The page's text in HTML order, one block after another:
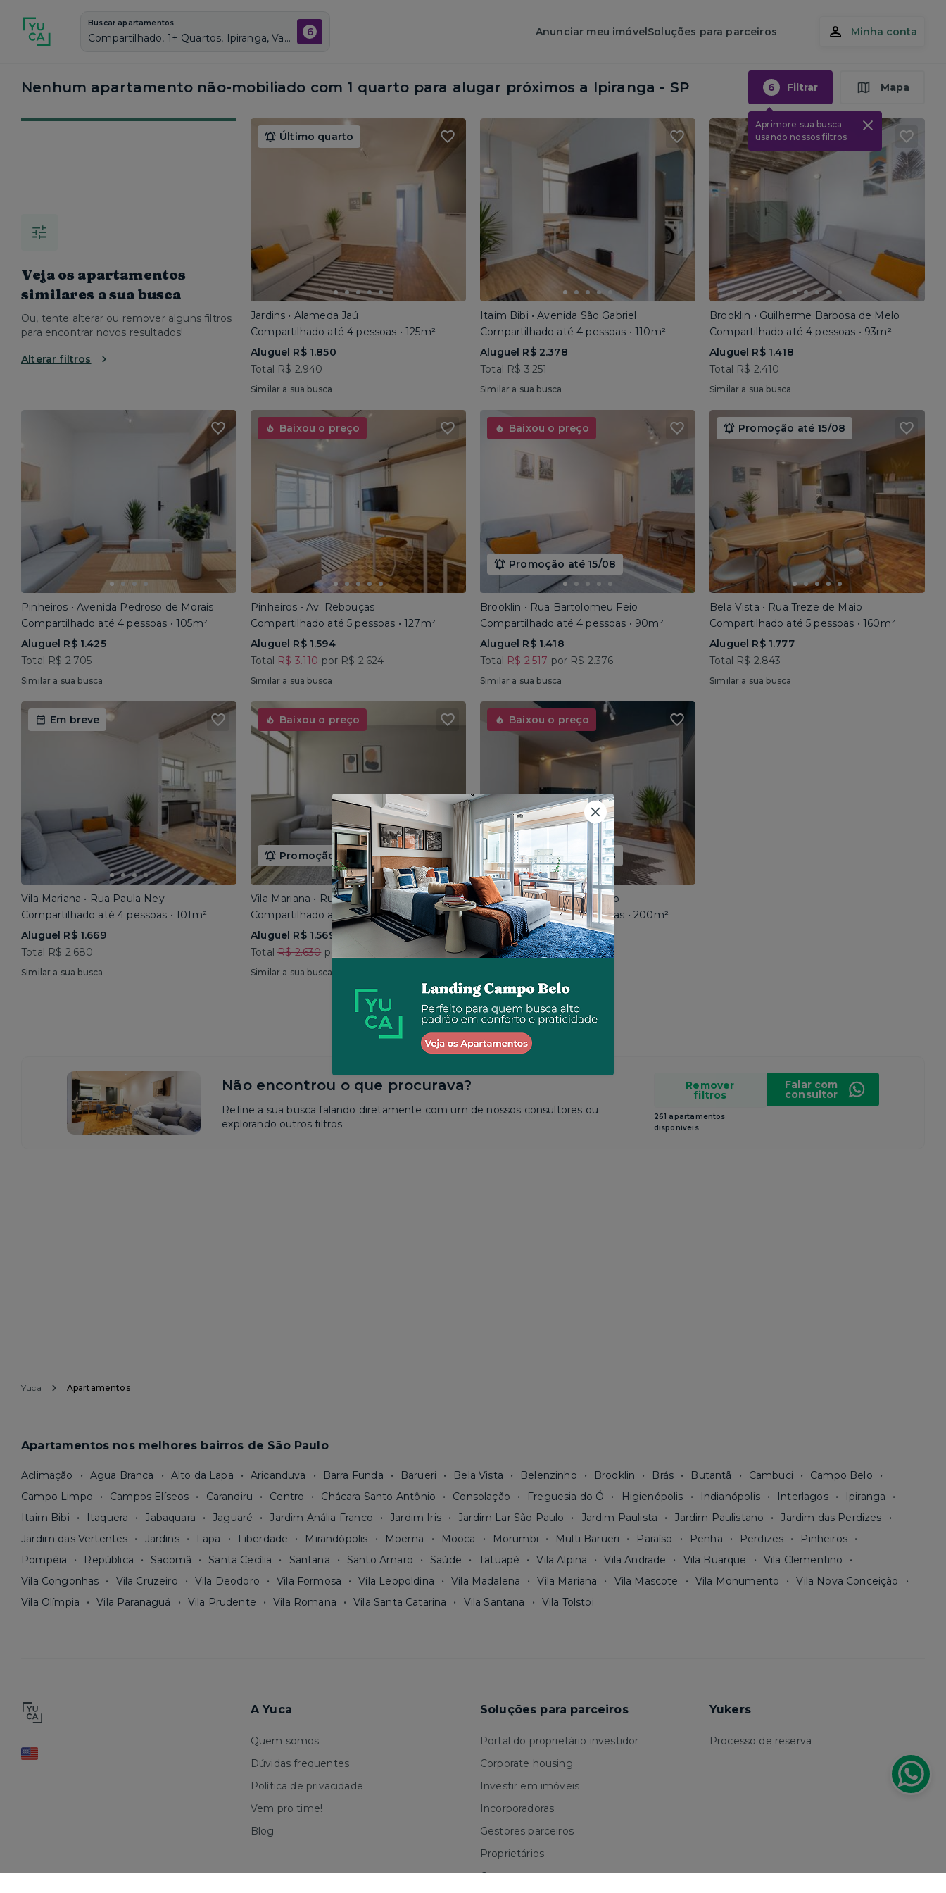
Buscar apartamentos
Compartilhado, 1+ Quartos, Ipiranga, Vagas de garagem: Sim, Não mobiliado, Piscina 6 Anunciar meu imóvelSoluções para parceiros Minha conta
Nenhum apartamento não-mobiliado com 1 quarto para alugar próximos a Ipiranga - SP 6 Filtrar
Aprimore sua busca
usando nossos filtros
Mapa
Veja os apartamentos
similares a sua busca
Ou, tente alterar ou remover alguns filtros
para encontrar novos resultados!
Alterar filtros
Último quarto
Jardins • Alameda Jaú
Compartilhado até 4 pessoas • 125m²
Aluguel R$ 1.850
Total R$ 2.940
Similar a sua busca
Itaim Bibi • Avenida São Gabriel
Compartilhado até 4 pessoas • 110m²
Aluguel R$ 2.378
Total R$ 3.251
Similar a sua busca
Brooklin • Guilherme Barbosa de Melo
Compartilhado até 4 pessoas • 93m²
Aluguel R$ 1.418
Total R$ 2.410
Similar a sua busca
Pinheiros • Avenida Pedroso de Morais
Compartilhado até 4 pessoas • 105m²
Aluguel R$ 1.425
Total R$ 2.705
Similar a sua busca
Baixou o preço
Pinheiros • Av. Rebouças
Compartilhado até 5 pessoas • 127m²
Aluguel R$ 1.594
TotalR$ 3.110por R$ 2.624
Similar a sua busca
Baixou o preço
Promoção até 15/08
Brooklin • Rua Bartolomeu Feio
Compartilhado até 4 pessoas • 90m²
Aluguel R$ 1.418
TotalR$ 2.517por R$ 2.376
Similar a sua busca
Promoção até 15/08
Bela Vista • Rua Treze de Maio
Compartilhado até 5 pessoas • 160m²
Aluguel R$ 1.777
Total R$ 2.843
Similar a sua busca
Em breve
Vila Mariana • Rua Paula Ney
Compartilhado até 4 pessoas • 101m²
Aluguel R$ 1.669
Total R$ 2.680
Similar a sua busca
Baixou o preço
Promoção até 15/08
Vila Mariana • Rua José do Patrocínio
Compartilhado até 4 pessoas • 110m²
Aluguel R$ 1.569
TotalR$ 2.630por R$ 2.625
Similar a sua busca
Baixou o preço
Promoção até 15/08
Consolação • Av Consolação
Compartilhado até 5 pessoas • 200m²
Aluguel R$ 1.562
TotalR$ 2.650por R$ 2.573
Não encontrou o que procurava?
Refine a sua busca falando diretamente com um de nossos consultores ou
explorando outros filtros.
Remover
filtros
261 apartamentos
disponíveis
Falar com
consultor
Yuca Apartamentos
Apartamentos nos melhores bairros de São Paulo
Aclimação Agua Branca Alto da Lapa Aricanduva Barra Funda Barueri Bela Vista Belenzinho Brooklin Brás Butantã Cambuci
Campo Belo
Campo Limpo
Campos Elíseos Carandiru Centro Chácara Santo Antônio Consolação Freguesia do Ó Higienópolis Indianópolis Interlagos
Ipiranga
Itaim Bibi
Itaquera Jabaquara Jaguaré Jardim Anália Franco Jardim Iris Jardim Lar São Paulo Jardim Paulista Jardim Paulistano
Jardim das Perdizes
Jardim das Vertentes
Jardins Lapa Liberdade Mirandópolis Moema Mooca Morumbi Multi Barueri Paraíso Penha Perdizes
Pinheiros
Pompéia
República Sacomã Santa Cecília Santana Santo Amaro Saúde Tatuapé Vila Alpina Vila Andrade Vila Buarque
Vila Clementino
Vila Congonhas
Vila Cruzeiro Vila Deodoro Vila Formosa Vila Leopoldina Vila Madalena Vila Mariana Vila Mascote Vila Monumento
Vila Nova Conceição
Vila Olímpia
Vila Paranaguá Vila Prudente Vila Romana Vila Santa Catarina Vila Santana Vila Tolstoi
A Yuca
Quem somos
Dúvidas frequentes
Política de privacidade
Vem pro time!
Blog
Soluções para parceiros
Portal do proprietário investidor
Corporate housing
Investir em imóveis
Incorporadoras
Gestores parceiros
Proprietários
Corretores
Yukers
Processo de reserva